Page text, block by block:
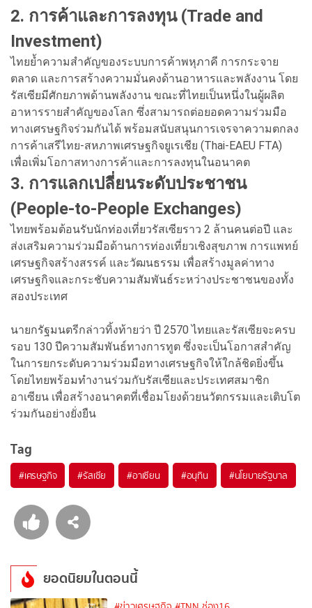
2. การค้าและการลงทุน (Trade and
Investment)
ไทยย้ำความสำคัญของระบบการค้าพหุภาคี การกระจาย
ตลาด และการสร้างความมั่นคงด้านอาหารและพลังงาน โดย
รัสเซียมีศักยภาพด้านพลังงาน ขณะที่ไทยเป็นหนึ่งในผู้ผลิต
อาหารรายสำคัญของโลก ซึ่งสามารถต่อยอดความร่วมมือ
ทางเศรษฐกิจร่วมกันได้ พร้อมสนับสนุนการเจรจาความตกลง
การค้าเสรีไทย-สหภาพเศรษฐกิจยูเรเชีย (Thai-EAEU FTA)
เพื่อเพิ่มโอกาสทางการค้าและการลงทุนในอนาคต
3. การแลกเปลี่ยนระดับประชาชน
(People-to-People Exchanges)
ไทยพร้อมต้อนรับนักท่องเที่ยวรัสเซียราว 2 ล้านคนต่อปี และ
ส่งเสริมความร่วมมือด้านการท่องเที่ยวเชิงสุขภาพ การแพทย์
เศรษฐกิจสร้างสรรค์ และวัฒนธรรม เพื่อสร้างมูลค่าทาง
เศรษฐกิจและกระชับความสัมพันธ์ระหว่างประชาชนของทั้ง
สองประเทศ
นายกรัฐมนตรีกล่าวทิ้งท้ายว่า ปี 2570 ไทยและรัสเซียจะครบ
รอบ 130 ปีความสัมพันธ์ทางการทูต ซึ่งจะเป็นโอกาสสำคัญ
ในการยกระดับความร่วมมือทางเศรษฐกิจให้ใกล้ชิดยิ่งขึ้น
โดยไทยพร้อมทำงานร่วมกับรัสเซียและประเทศสมาชิก
อาเซียน เพื่อสร้างอนาคตที่เชื่อมโยงด้วยนวัตกรรมและเติบโต
ร่วมกันอย่างยั่งยืน
Tag
#เศรษฐกิจ #รัสเซีย #อาเซียน #อนุทิน #นโยบายรัฐบาล
ยอดนิยมในตอนนี้